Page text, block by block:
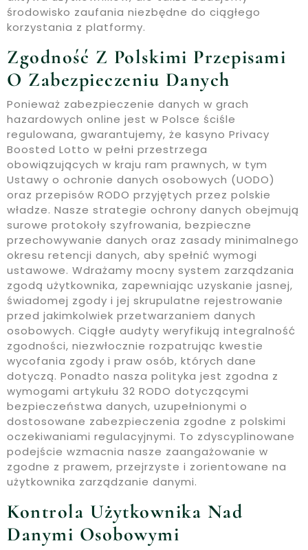
środowisko zaufania niezbędne do ciągłego
korzystania z platformy.
Zgodność Z Polskimi Przepisami
O Zabezpieczeniu Danych
Ponieważ zabezpieczenie danych w grach
hazardowych online jest w Polsce ściśle
regulowana, gwarantujemy, że kasyno Privacy
Boosted Lotto w pełni przestrzega
obowiązujących w kraju ram prawnych, w tym
Ustawy o ochronie danych osobowych (UODO)
oraz przepisów RODO przyjętych przez polskie
władze. Nasze strategie ochrony danych obejmują
surowe protokoły szyfrowania, bezpieczne
przechowywanie danych oraz zasady minimalnego
okresu retencji danych, aby spełnić wymogi
ustawowe. Wdrażamy mocny system zarządzania
zgodą użytkownika, zapewniając uzyskanie jasnej,
świadomej zgody i jej skrupulatne rejestrowanie
przed jakimkolwiek przetwarzaniem danych
osobowych. Ciągłe audyty weryfikują integralność
zgodności, niezwłocznie rozpatrując kwestie
wycofania zgody i praw osób, których dane
dotyczą. Ponadto nasza polityka jest zgodna z
wymogami artykułu 32 RODO dotyczącymi
bezpieczeństwa danych, uzupełnionymi o
dostosowane zabezpieczenia zgodne z polskimi
oczekiwaniami regulacyjnymi. To zdyscyplinowane
podejście wzmacnia nasze zaangażowanie w
zgodne z prawem, przejrzyste i zorientowane na
użytkownika zarządzanie danymi.
Kontrola Użytkownika Nad
Danymi Osobowymi